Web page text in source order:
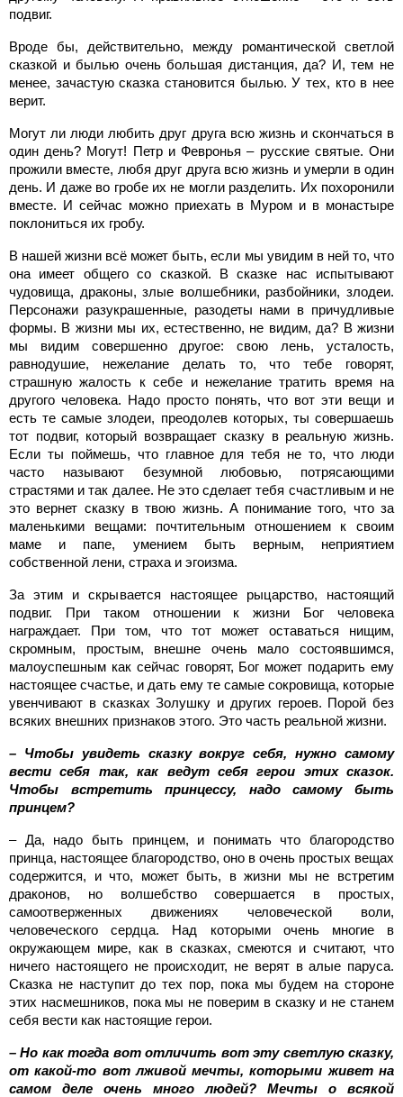
подвиг.
Вроде бы, действительно, между романтической светлой
сказкой и былью очень большая дистанция, да? И, тем не
менее, зачастую сказка становится былью. У тех, кто в нее
верит.
Могут ли люди любить друг друга всю жизнь и скончаться в
один день? Могут! Петр и Февронья – русские святые. Они
прожили вместе, любя друг друга всю жизнь и умерли в один
день. И даже во гробе их не могли разделить. Их похоронили
вместе. И сейчас можно приехать в Муром и в монастыре
поклониться их гробу.
В нашей жизни всё может быть, если мы увидим в ней то, что
она имеет общего со сказкой. В сказке нас испытывают
чудовища, драконы, злые волшебники, разбойники, злодеи.
Персонажи разукрашенные, разодеты нами в причудливые
формы. В жизни мы их, естественно, не видим, да? В жизни
мы видим совершенно другое: свою лень, усталость,
равнодушие, нежелание делать то, что тебе говорят,
страшную жалость к себе и нежелание тратить время на
другого человека. Надо просто понять, что вот эти вещи и
есть те самые злодеи, преодолев которых, ты совершаешь
тот подвиг, который возвращает сказку в реальную жизнь.
Если ты поймешь, что главное для тебя не то, что люди
часто называют безумной любовью, потрясающими
страстями и так далее. Не это сделает тебя счастливым и не
это вернет сказку в твою жизнь. А понимание того, что за
маленькими вещами: почтительным отношением к своим
маме и папе, умением быть верным, неприятием
собственной лени, страха и эгоизма.
За этим и скрывается настоящее рыцарство, настоящий
подвиг. При таком отношении к жизни Бог человека
награждает. При том, что тот может оставаться нищим,
скромным, простым, внешне очень мало состоявшимся,
малоуспешным как сейчас говорят, Бог может подарить ему
настоящее счастье, и дать ему те самые сокровища, которые
увенчивают в сказках Золушку и других героев. Порой без
всяких внешних признаков этого. Это часть реальной жизни.
– Чтобы увидеть сказку вокруг себя, нужно самому
вести себя так, как ведут себя герои этих сказок.
Чтобы встретить принцессу, надо самому быть
принцем?
– Да, надо быть принцем, и понимать что благородство
принца, настоящее благородство, оно в очень простых вещах
содержится, и что, может быть, в жизни мы не встретим
драконов, но волшебство совершается в простых,
самоотверженных движениях человеческой воли,
человеческого сердца. Над которыми очень многие в
окружающем мире, как в сказках, смеются и считают, что
ничего настоящего не происходит, не верят в алые паруса.
Сказка не наступит до тех пор, пока мы будем на стороне
этих насмешников, пока мы не поверим в сказку и не станем
себя вести как настоящие герои.
– Но как тогда вот отличить вот эту светлую сказку,
от какой-то вот лживой мечты, которыми живет на
самом деле очень много людей? Мечты о всякой